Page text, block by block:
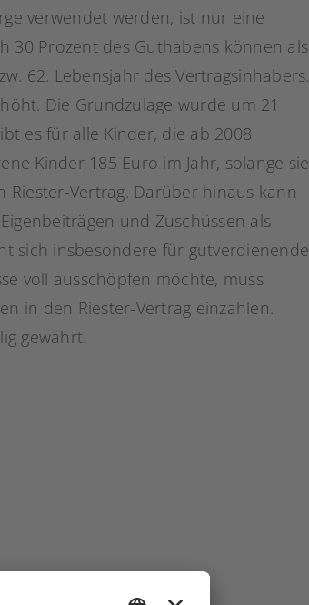
verwendet werden, ist nur eine
30 Prozent des Guthabens können als
62. Lebensjahr des Vertragsinhabers.
Die Grundzulage wurde um 21
es für alle Kinder, die ab 2008
Kinder 185 Euro im Jahr, solange sie
Vertrag. Darüber hinaus kann
und Zuschüssen als
sich insbesondere für gutverdienende
voll ausschöpfen möchte, muss
in den Riester-Vertrag einzahlen.
gewährt.